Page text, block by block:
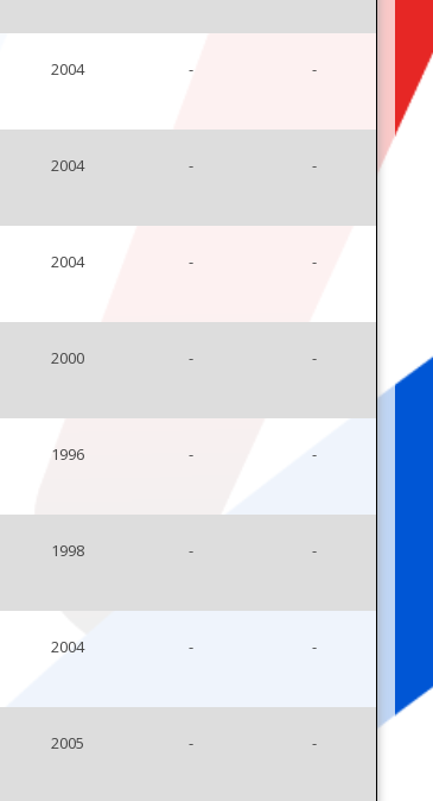
2004 - -
2004 - -
2004 - -
2000 - -
1996 - -
1998 - -
2004 - -
2005 - -